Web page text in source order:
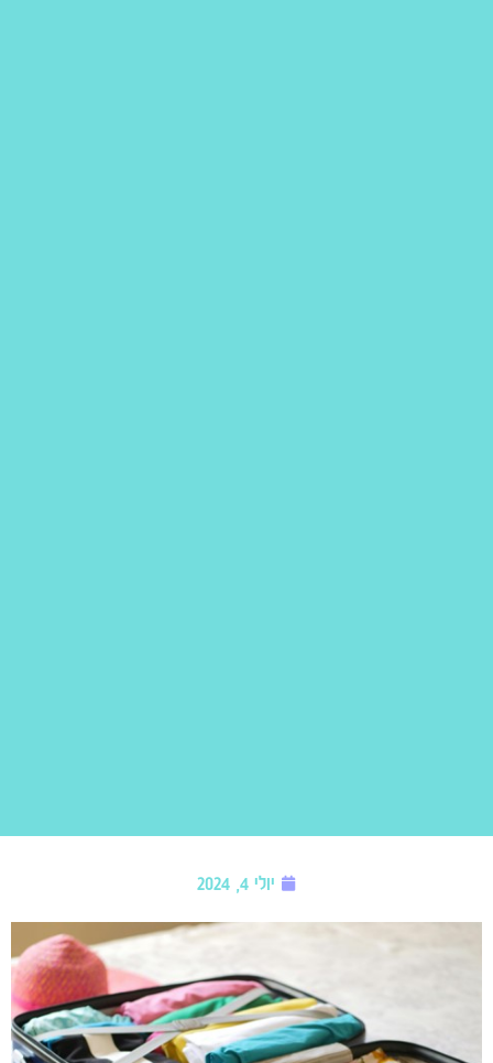
יולי 4, 2024